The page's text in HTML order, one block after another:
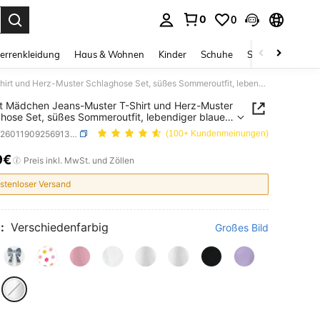
0 0
Haus & Wohnen Kinder Schuhe Schmuck &
2er/Set Mädchen Jeans-Muster T-Shirt und Herz-Muster Schlaghose Set, süßes Sommeroutfit, lebendiger blauer Buchstaben-Muster vielseitige All-Match Kleidung
Mädchen Jeans-Muster T-Shirt und Herz-Muster
Set, süßes Sommeroutfit, lebendiger blauer
Muster vielseitige All-Match Kleidung
SKU: sk260119092569132450816 (100+ Kundenmeinungen)
AND AVAILABILITY
Preis inkl. MwSt. und Zöllen
Versand
Verschiedenfarbig Großes Bild